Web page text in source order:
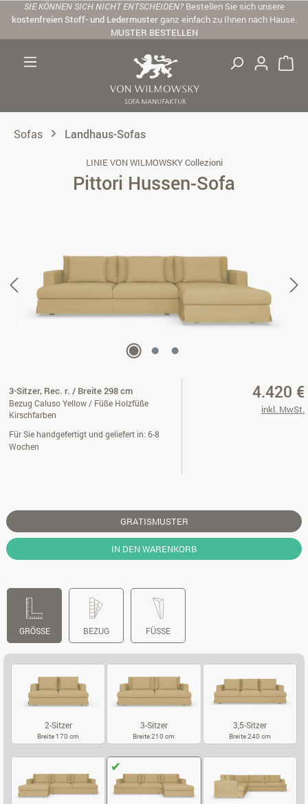
Zum Hauptinhalt springen
SIE KÖNNEN SICH NICHT ENTSCHEIDEN? Bestellen Sie sich unsere
kostenfreien Stoff- und Ledermusterganz einfach zu Ihnen nach Hause.
MUSTER BESTELLEN
Sofas Landhaus-Sofas
LINIE VON WILMOWSKY Collezioni
Pittori Hussen-Sofa
3-Sitzer, Rec. r. / Breite 298 cm
Bezug Caluso Yellow / Füße Holzfüße
Kirschfarben
Für Sie handgefertigt und geliefert in: 6-8
Wochen
4.420 €
inkl. MwSt.
GRATISMUSTER
IN DEN WARENKORB
GRÖSSE BEZUG FÜSSE
2-Sitzer
Breite 170 cm
3-Sitzer
Breite 210 cm
3,5-Sitzer
Breite 240 cm